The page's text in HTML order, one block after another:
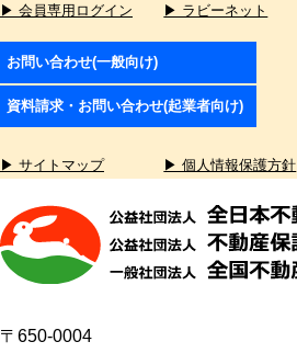
▶ 会員専用ログイン
▶ ラビーネット
お問い合わせ(一般向け)
資料請求・お問い合わせ(起業者向け)
▶ サイトマップ ▶ 個人情報保護方針
〒650-0004